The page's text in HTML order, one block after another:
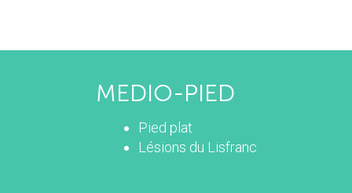
MEDIO-PIED
Pied plat
Lésions du Lisfranc